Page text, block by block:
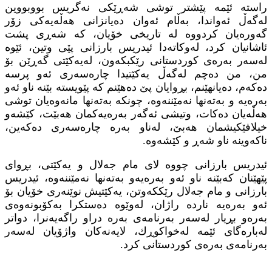
راسته‌ ئێمه‌ پێشتر توشی شه‌ڕێكی نه‌گریس بووبووین
له‌گه‌ڵ ئه‌واندا، به‌ڵام ئه‌وان ده‌یانزانی هه‌ڵه‌یه‌كی زۆر
گه‌وره‌یان كردووه‌ له‌ تاریخی خۆیان، كه‌ شه‌ڕی پشت
ئاشانیان كرد، له‌وكاته‌دا ئیدریس بارزانی پێی وتین، ئێوه‌
له‌سه‌ر به‌ره‌ی كوردستانی رێكبكه‌ون، له‌یه‌كێتی گه‌ڕێن بۆ
من، من ده‌چم له‌گه‌ڵ یه‌كێتیدا چاره‌سه‌ری ئه‌و پرسه‌
ده‌كه‌م، ده‌یانهێنم، بڕوایان پێ ده‌هێنم كه‌ پێویسته‌ بێنه‌ ناو ئه‌و
به‌ره‌یه‌ و به‌ته‌نها نه‌مێننه‌وه‌، چونكه‌ به‌ته‌نها مانه‌وه‌یان توشی
هه‌ڵه‌یان ده‌كات، وتیشی ئه‌گه‌ر به‌ره‌یه‌كمان هه‌بێت، كێشه‌و
خیلافێكیشمان هه‌بێ، له‌ناو به‌ره‌ چاره‌سه‌ری ده‌كه‌ین،
ناكه‌وینه‌ ناو شه‌ڕ و كێشه‌وه‌.
ئیدریس بارزانی چووه‌ لای مام جه‌لال و یه‌كێتی، بڕوای
پێهێنان كه‌بێنه‌ ناو ئه‌و به‌ره‌یه‌و به‌ته‌نها نه‌مێننه‌وه‌، ئیدریس
بارزانی و مام جه‌لال رێككه‌وتن، یه‌كێتیش‌ نوێنه‌ری خۆیان بۆ
ئه‌و به‌ره‌یه‌ نارده‌ راژان، له‌وێوه‌ ده‌ستكرا به‌كۆبونه‌وه‌ی
به‌ره‌و بڕیار له‌سه‌ر به‌رنامه‌ی به‌ره‌ دراو راگه‌یه‌نرا، دواتر
له‌باره‌گای ئێمه‌ له‌خواكوڕك، لایه‌نه‌كان واژۆیان له‌سه‌ر
به‌رنامه‌ی به‌ره‌ی كوردستانی كرد.